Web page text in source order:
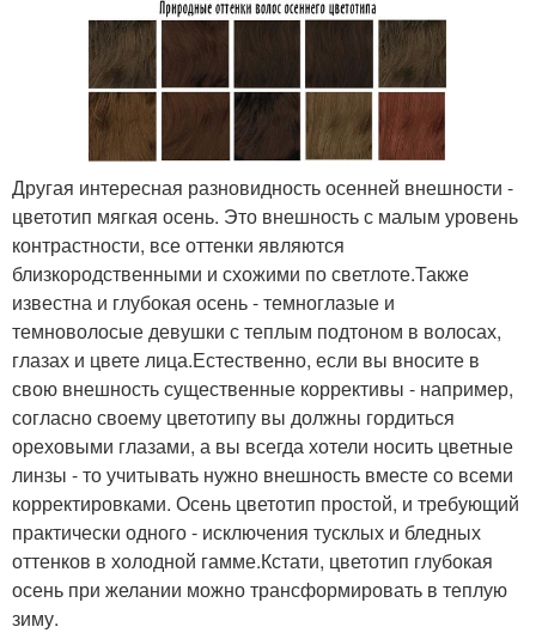
Другая интересная разновидность осенней внешности -
цветотип мягкая осень. Это внешность с малым уровень
контрастности, все оттенки являются
близкородственными и схожими по светлоте.Также
известна и глубокая осень - темноглазые и
темноволосые девушки с теплым подтоном в волосах,
глазах и цвете лица.Естественно, если вы вносите в
свою внешность существенные коррективы - например,
согласно своему цветотипу вы должны гордиться
ореховыми глазами, а вы всегда хотели носить цветные
линзы - то учитывать нужно внешность вместе со всеми
корректировками. Осень цветотип простой, и требующий
практически одного - исключения тусклых и бледных
оттенков в холодной гамме.Кстати, цветотип глубокая
осень при желании можно трансформировать в теплую
зиму.